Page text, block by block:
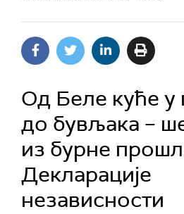
Од Беле куће у
до бувљака –
из бурне
Декларације
независности